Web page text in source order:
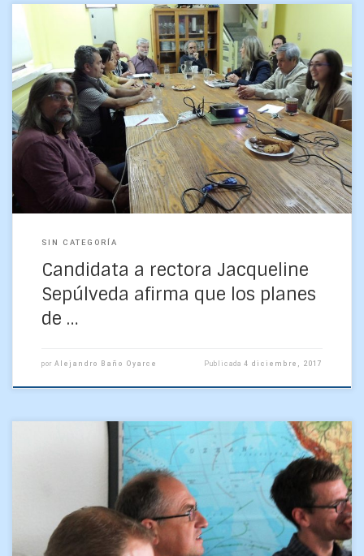
Transparencia, participación y plan de desarrollo fueron
algunos de los conceptos centrales en la exposición que
realizó hoy la candidata a rectora de la Universidad […]
SIN CATEGORÍA
Candidata a rectora Jacqueline
Sepúlveda afirma que los planes
de …
por Alejandro Baño Oyarce Publicada4 diciembre, 2017
Ante tesistas de maestría, doctorantes e investigadores del
Instituto Alemán de Investigación en Geodesia expuso el
estudiante Álvaro Salgado Serrano, como parte de su
estadía […]